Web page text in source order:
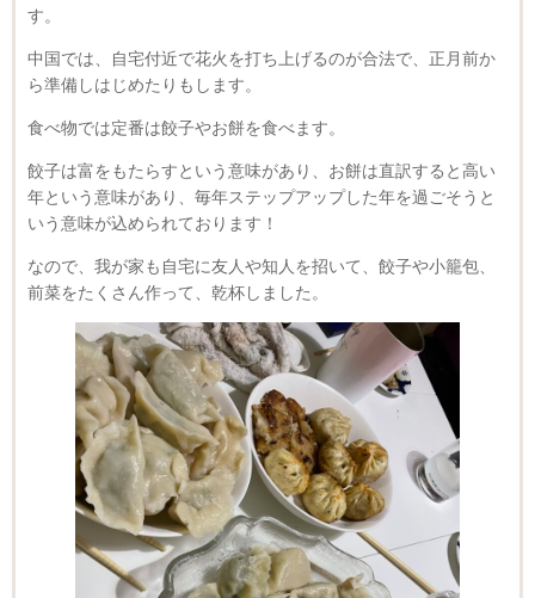
す。
中国では、自宅付近で花火を打ち上げるのが合法で、正月前か
ら準備しはじめたりもします。
食べ物では定番は餃子やお餅を食べます。
餃子は富をもたらすという意味があり、お餅は直訳すると高い
年という意味があり、毎年ステップアップした年を過ごそうと
いう意味が込められております！
なので、我が家も自宅に友人や知人を招いて、餃子や小籠包、
前菜をたくさん作って、乾杯しました。